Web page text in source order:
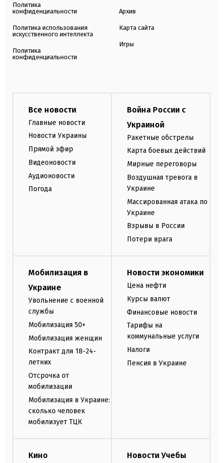
Политика
конфиденциальности
Политика использования
искусственного интеллекта
Политика
конфиденциальности
Архив
Карта сайта
Игры
Все новости
Главные новости
Новости Украины
Прямой эфир
Видеоновости
Аудионовости
Погода
Война России с
Украиной
Ракетные обстрелы
Карта боевых действий
Мирные переговоры
Воздушная тревога в
Украине
Массированная атака по
Украине
Взрывы в России
Потери врага
Мобилизация в
Украине
Увольнение с военной
службы
Мобилизация 50+
Мобилизация женщин
Контракт для 18-24-
летних
Отсрочка от
мобилизации
Мобилизация в Украине:
сколько человек
мобилизует ТЦК
Новости экономики
Цена нефти
Курсы валют
Финансовые новости
Тарифы на
коммунальные услуги
Налоги
Пенсия в Украине
Кино Новости Учебы